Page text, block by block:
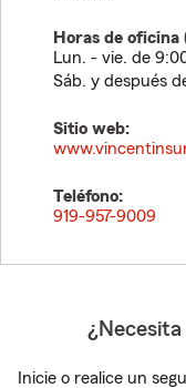
Horas de oficina
Lun. - vie. de
Sáb. y después
Sitio web:
Teléfono:
919-957-9009
Inicie o realice un